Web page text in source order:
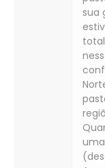
sua